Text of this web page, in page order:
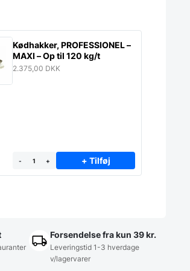
Kødhakker, PROFESSIONEL –
MAXI – Op til 120 kg/t
2.375,00 DKK
- + + Tilføj
Forsendelse fra kun 39 kr.
Leveringstid 1-3 hverdage
v/lagervarer